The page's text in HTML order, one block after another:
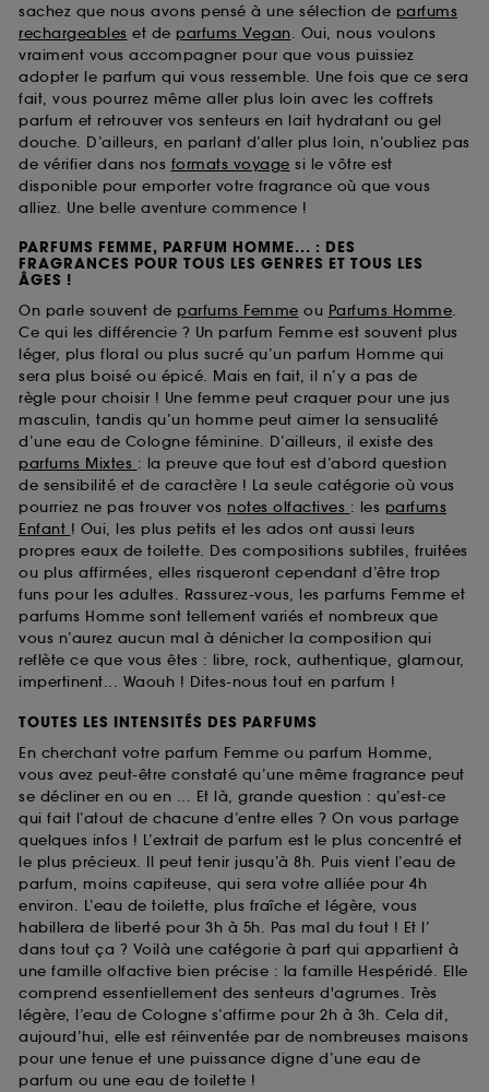
sachez que nous avons pensé à une sélection de parfums
rechargeables et de parfums Vegan. Oui, nous voulons
vraiment vous accompagner pour que vous puissiez
adopter le parfum qui vous ressemble. Une fois que ce sera
fait, vous pourrez même aller plus loin avec les coffrets
parfum et retrouver vos senteurs en lait hydratant ou gel
douche. D’ailleurs, en parlant d’aller plus loin, n’oubliez pas
de vérifier dans nos formats voyage si le vôtre est
disponible pour emporter votre fragrance où que vous
alliez. Une belle aventure commence !
PARFUMS FEMME, PARFUM HOMME... : DES
FRAGRANCES POUR TOUS LES GENRES ET TOUS LES
ÂGES !
On parle souvent de parfums Femme ou Parfums Homme.
Ce qui les différencie ? Un parfum Femme est souvent plus
léger, plus floral ou plus sucré qu’un parfum Homme qui
sera plus boisé ou épicé. Mais en fait, il n’y a pas de
règle pour choisir ! Une femme peut craquer pour une jus
masculin, tandis qu’un homme peut aimer la sensualité
d’une eau de Cologne féminine. D’ailleurs, il existe des
parfums Mixtes : la preuve que tout est d’abord question
de sensibilité et de caractère ! La seule catégorie où vous
pourriez ne pas trouver vos notes olfactives : les parfums
Enfant ! Oui, les plus petits et les ados ont aussi leurs
propres eaux de toilette. Des compositions subtiles, fruitées
ou plus affirmées, elles risqueront cependant d’être trop
funs pour les adultes. Rassurez-vous, les parfums Femme et
parfums Homme sont tellement variés et nombreux que
vous n’aurez aucun mal à dénicher la composition qui
reflète ce que vous êtes : libre, rock, authentique, glamour,
impertinent... Waouh ! Dites-nous tout en parfum !
TOUTES LES INTENSITÉS DES PARFUMS
En cherchant votre parfum Femme ou parfum Homme,
vous avez peut-être constaté qu’une même fragrance peut
se décliner en ou en ... Et là, grande question : qu’est-ce
qui fait l’atout de chacune d’entre elles ? On vous partage
quelques infos ! L’extrait de parfum est le plus concentré et
le plus précieux. Il peut tenir jusqu’à 8h. Puis vient l’eau de
parfum, moins capiteuse, qui sera votre alliée pour 4h
environ. L’eau de toilette, plus fraîche et légère, vous
habillera de liberté pour 3h à 5h. Pas mal du tout ! Et l’
dans tout ça ? Voilà une catégorie à part qui appartient à
une famille olfactive bien précise : la famille Hespéridé. Elle
comprend essentiellement des senteurs d'agrumes. Très
légère, l’eau de Cologne s’affirme pour 2h à 3h. Cela dit,
aujourd’hui, elle est réinventée par de nombreuses maisons
pour une tenue et une puissance digne d’une eau de
parfum ou une eau de toilette !